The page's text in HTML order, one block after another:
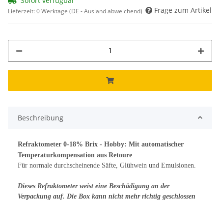
Lieferzeit:0 Werktage (DE - Ausland abweichend) Frage zum Artikel
Beschreibung
Refraktometer 0-18% Brix - Hobby: Mit automatischer
Temperaturkompensation aus Retoure
Für normale durchscheinende Säfte, Glühwein und Emulsionen.
Dieses Refraktometer weist eine Beschädigung an der
Verpackung auf. Die Box kann nicht mehr richtig geschlossen